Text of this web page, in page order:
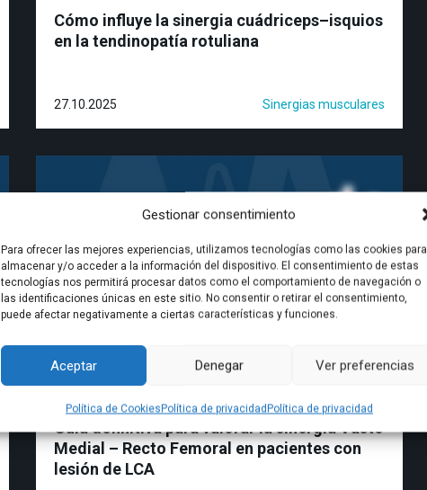
Gestionar consentimiento
Para ofrecer las mejores experiencias, utilizamos tecnologías como las cookies para
almacenar y/o acceder a la información del dispositivo. El consentimiento de estas
tecnologías nos permitirá procesar datos como el comportamiento de navegación o
las identificaciones únicas en este sitio. No consentir o retirar el consentimiento,
puede afectar negativamente a ciertas características y funciones.
Aceptar Denegar Ver preferencias
Política de CookiesPolítica de privacidad Política de privacidad
Cómo influye la sinergia cuádriceps–isquios
en la tendinopatía rotuliana
27.10.2025 Sinergias musculares
Guía definitiva para valorar la sinergia Vasto
Medial – Recto Femoral en pacientes con
lesión de LCA